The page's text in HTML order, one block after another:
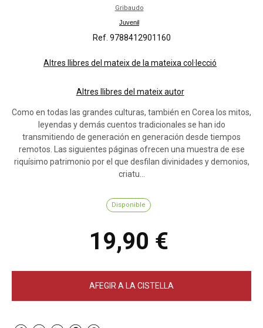
Gribaudo
Juvenil
Ref. 9788412901160
Altres llibres del mateix de la mateixa col·lecció
Altres llibres del mateix autor
Como en todas las grandes culturas, también en Corea los mitos,
leyendas y demás cuentos tradicionales se han ido
transmitiendo de generación en generación desde tiempos
remotos. Las siguientes páginas ofrecen una muestra de ese
riquísimo patrimonio por el que desfilan divinidades y demonios,
criatu...
Disponible
19,90 €
AFEGIR A LA CISTELLA